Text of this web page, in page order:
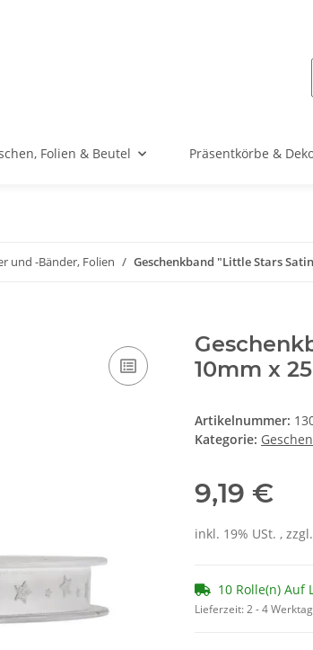
Folien & Beutel Präsentkörbe &
und -Bänder, Folien Geschenkband "Little Stars
10mm x
Artikelnummer:
Kategorie:
9,19 €
inkl. 19% USt. , zzgl.
10 Rolle(n) Auf
Lieferzeit:2 - 4